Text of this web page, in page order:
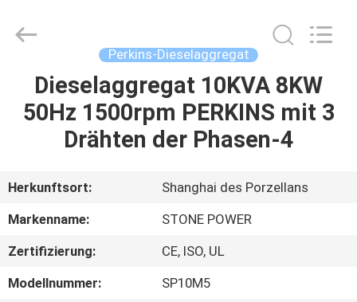
HAUS
PRODUKTE
ÜBER
UNS
FABRIK-
AUSFLUG
CO.,LTD.
Perkins-Dieselaggregat
Dieselaggregat 10KVA 8KW
50Hz 1500rpm PERKINS mit 3
Drähten der Phasen-4
Herkunftsort:
Shanghai des Porzellans
Markenname:
STONE POWER
Zertifizierung:
CE, ISO, UL
Modellnummer:
SP10M5